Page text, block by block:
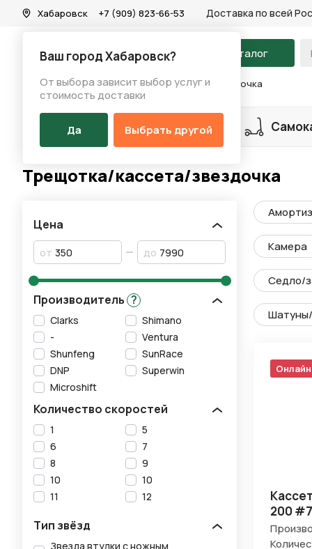
Хабаровск
Ваш город Хабаровск?
От выбора зависит выбор услуг и
стоимость доставки
Да Выбрать другой
+7 (909) 823-66-53 Доставка по всей
На главную Каталог
Каталог/Запчасти/Трещотка/кассета/звездочка
Разделы каталога
Велосипеды
Трещотка/кассета/звездочка
Цена
от до
Производитель ?
Clarks
Shimano
-
Ventura
Shunfeng
SunRace
DNP
Superwin
Microshift
Количество скоростей
1
5
6
7
8
9
10
10
11
12
Тип звёзд
Звезда втулки с ножным
Камера
Седло/
200